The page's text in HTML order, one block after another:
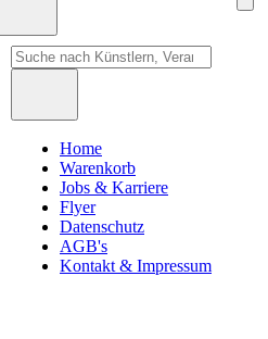
Home
Warenkorb
Jobs & Karriere
Flyer
Datenschutz
AGB's
Kontakt & Impressum